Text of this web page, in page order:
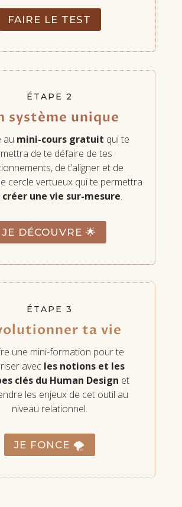
FAIRE LE TEST
ÉTAPE 2
système unique
au mini-cours gratuit qui te
de te défaire de tes
de t’aligner et de
cercle vertueux qui te permettra
une vie sur-mesure.
JE DÉCOUVRE 🌟
ÉTAPE 3
ta vie
une mini-formation pour te
avec les notions et les
clés du Human Design et
les enjeux de cet outil au
niveau relationnel.
JE FONCE 🌪️